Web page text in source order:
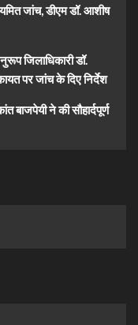
जांच, डीएम डॉ. आशीष
जिलाधिकारी डॉ.
पर जांच के दिए निर्देश
ने की सौहार्दपूर्ण